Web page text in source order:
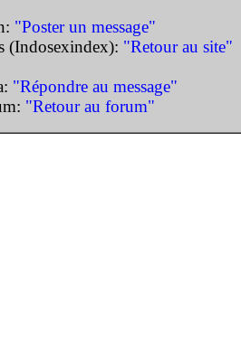
"Poster un message"
(Indosexindex): "Retour au site"
"Répondre au message"
"Retour au forum"